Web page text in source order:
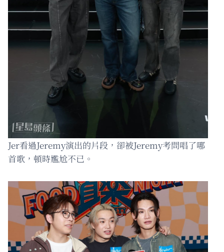
Jer看過Jeremy演出的片段，卻被Jeremy考問唱了哪
首歌，頓時尷尬不已。